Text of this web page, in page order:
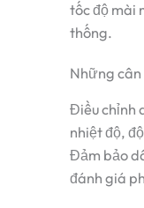
tốc độ mài
thống.
Những
Điều chỉnh
nhiệt độ,
Đảm bảo
đánh giá